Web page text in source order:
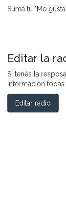
Sumá tu "Me
Editar la
Si tenés la
información todas
Editar radio